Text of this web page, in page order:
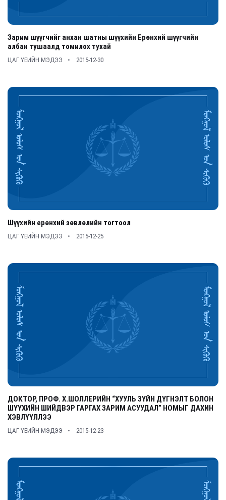
Зарим шүүгчийг анхан шатны шүүхийн Ерөнхий шүүгчийн
албан тушаалд томилох тухай
ЦАГ ҮЕИЙН МЭДЭЭ 2015-12-30
Шүүхийн ерөнхий зөвлөлийн тогтоол
ЦАГ ҮЕИЙН МЭДЭЭ 2015-12-25
ДОКТОР, ПРОФ. Х.ШОЛЛЕРИЙН “ХУУЛЬ ЗҮЙН ДҮГНЭЛТ БОЛОН
ШҮҮХИЙН ШИЙДВЭР ГАРГАХ ЗАРИМ АСУУДАЛ” НОМЫГ ДАХИН
ХЭВЛҮҮЛЛЭЭ
ЦАГ ҮЕИЙН МЭДЭЭ 2015-12-23